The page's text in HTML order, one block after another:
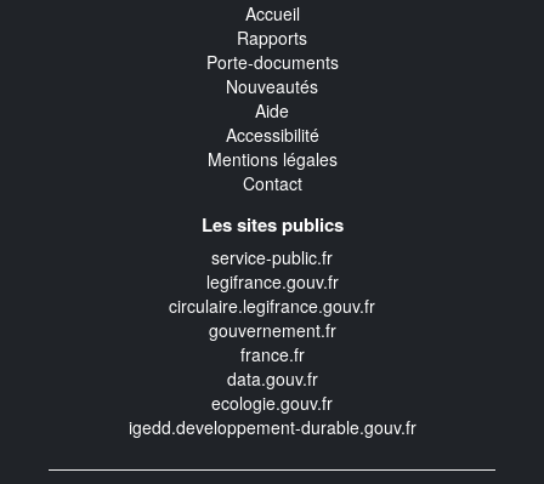
Accueil
Rapports
Porte-documents
Nouveautés
Aide
Accessibilité
Mentions légales
Contact
Les sites publics
service-public.fr
legifrance.gouv.fr
circulaire.legifrance.gouv.fr
gouvernement.fr
france.fr
data.gouv.fr
ecologie.gouv.fr
igedd.developpement-durable.gouv.fr